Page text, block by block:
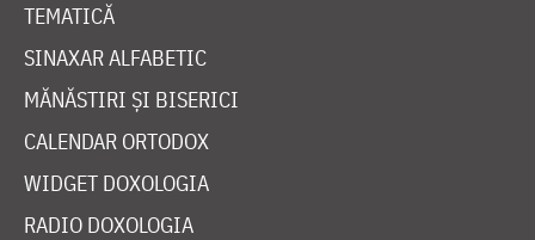
TEMATICĂ
SINAXAR ALFABETIC
MĂNĂSTIRI ȘI BISERICI
CALENDAR ORTODOX
WIDGET DOXOLOGIA
RADIO DOXOLOGIA